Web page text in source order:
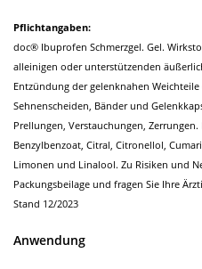
Pflichtangaben:
doc® Ibuprofen Schmerzgel. Gel.
alleinigen oder unterstützenden
Entzündung der gelenknahen Weichteile
Sehnenscheiden, Bänder und
Prellungen, Verstauchungen,
Benzylbenzoat, Citral, Citronellol,
Limonen und Linalool. Zu Risiken und
Packungsbeilage und fragen Sie Ihre
Stand 12/2023
Anwendung